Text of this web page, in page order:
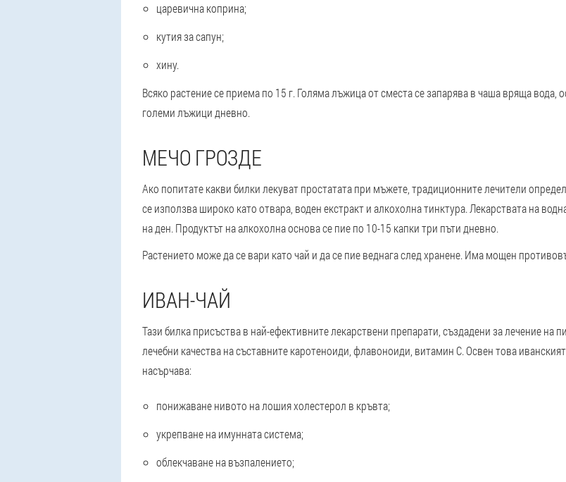
царевична коприна;
кутия за сапун;
хину.
Всяко растение се приема по 15 г. Голяма лъжица от сместа се запарява в чаша вряща вода,
големи лъжици дневно.
МЕЧО ГРОЗДЕ
Ако попитате какви билки лекуват простатата при мъжете, традиционните лечители
се използва широко като отвара, воден екстракт и алкохолна тинктура. Лекарствата на
на ден. Продуктът на алкохолна основа се пие по 10-15 капки три пъти дневно.
Растението може да се вари като чай и да се пие веднага след хранене. Има мощен
ИВАН-ЧАЙ
Тази билка присъства в най-ефективните лекарствени препарати, създадени за лечение на
лечебни качества на съставните каротеноиди, флавоноиди, витамин С. Освен това
насърчава:
понижаване нивото на лошия холестерол в кръвта;
укрепване на имунната система;
облекчаване на възпалението;